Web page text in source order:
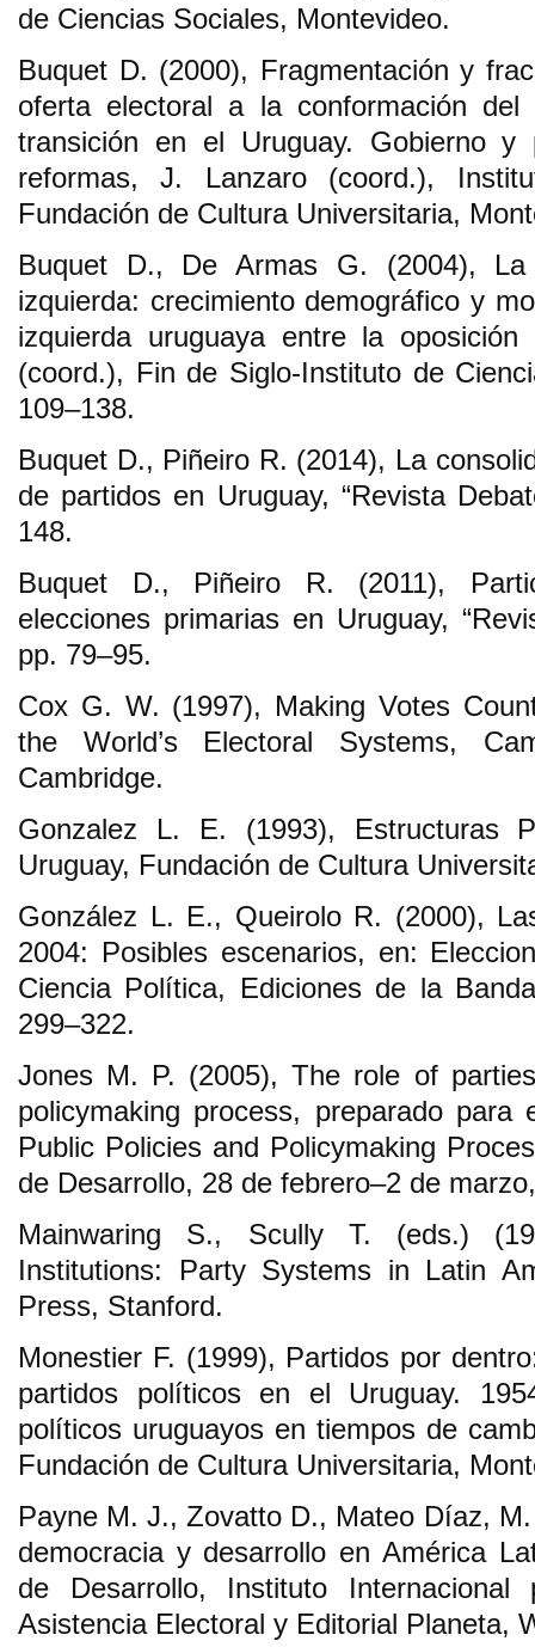
de Ciencias Sociales, Montevideo.
Buquet D. (2000), Fragmentación y
oferta electoral a la conformación
transición en el Uruguay. Gobierno
reformas, J. Lanzaro (coord.),
Fundación de Cultura Universitaria,
Buquet D., De Armas G. (2004),
izquierda: crecimiento demográfico y
izquierda uruguaya entre la
(coord.), Fin de Siglo-Instituto de
109–138.
Buquet D., Piñeiro R. (2014), La
de partidos en Uruguay, “Revista
148.
Buquet D., Piñeiro R. (2011),
elecciones primarias en Uruguay,
pp. 79–95.
Cox G. W. (1997), Making Votes
the World’s Electoral Systems,
Cambridge.
Gonzalez L. E. (1993), Estructuras
Uruguay, Fundación de Cultura
González L. E., Queirolo R. (2000),
2004: Posibles escenarios, en:
Ciencia Política, Ediciones de la
299–322.
Jones M. P. (2005), The role of
policymaking process, preparado para
Public Policies and Policymaking
de Desarrollo, 28 de febrero–2 de
Mainwaring S., Scully T. (eds.)
Institutions: Party Systems in Latin
Press, Stanford.
Monestier F. (1999), Partidos por
partidos políticos en el Uruguay.
políticos uruguayos en tiempos de
Fundación de Cultura Universitaria,
Payne M. J., Zovatto D., Mateo Díaz,
democracia y desarrollo en América
de Desarrollo, Instituto
Asistencia Electoral y Editorial Planeta,